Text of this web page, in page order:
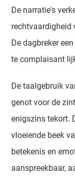
De narratie's
rechtvaardigheid
De dagbreker
te complaisant
De taalgebruik
genot voor de
enigszins tekort.
vloeiende beek
betekenis en
aanspreekbaar,